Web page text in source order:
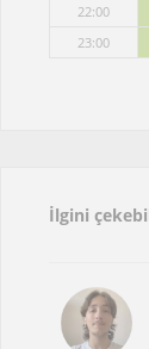
22:00
23:00
İlgini